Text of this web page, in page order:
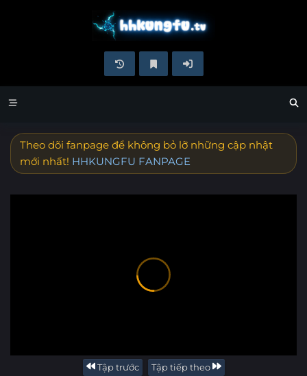
Theo dõi fanpage để không bỏ lỡ những cập nhật
mới nhất! HHKUNGFU FANPAGE
Tập trước Tập tiếp theo